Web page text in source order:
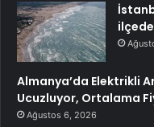
Almanya’da Elektrikli
Ucuzluyor, Ortalama
Ağustos 6, 2026